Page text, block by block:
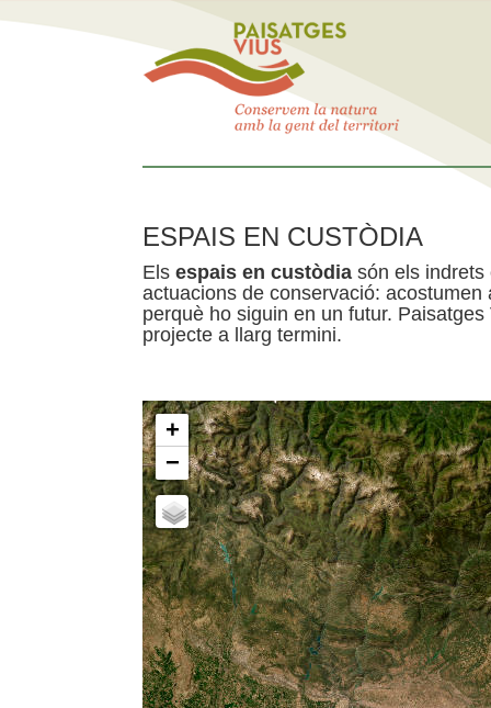
ESPAIS EN CUSTÒDIA
Els espais en custòdia són els indrets
actuacions de conservació:
perquè ho siguin en un futur.
projecte a llarg termini.
+
−